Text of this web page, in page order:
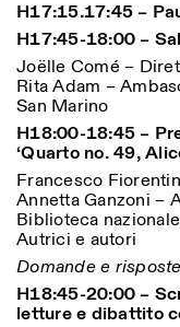
Designed by Dallas
H17:15.17:45 –
H17:45-18:00 –
Joëlle Comé –
Rita Adam –
San Marino
H18:00-18:45 –
‘Quarto no. 49,
Francesco
Annetta Ganzoni –
Biblioteca
Autrici e autori
Domande e risposte
H18:45-20:00 –
letture e dibattito